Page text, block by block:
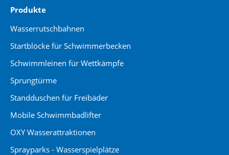
Produkte
Wasserrutschbahnen
Startblöcke für Schwimmerbecken
Schwimmleinen für Wettkämpfe
Sprungtürme
Standduschen für Freibäder
Mobile Schwimmbadlifter
OXY Wasserattraktionen
Sprayparks - Wasserspielplätze